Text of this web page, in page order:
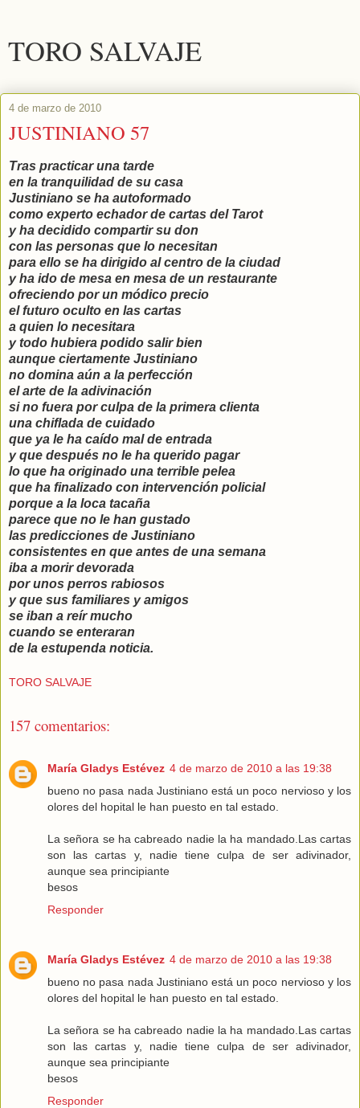
TORO SALVAJE
4 de marzo de 2010
JUSTINIANO 57
Tras practicar una tarde
en la tranquilidad de su casa
Justiniano se ha autoformado
como experto echador de cartas del Tarot
y ha decidido compartir su don
con las personas que lo necesitan
para ello se ha dirigido al centro de la ciudad
y ha ido de mesa en mesa de un restaurante
ofreciendo por un módico precio
el futuro oculto en las cartas
a quien lo necesitara
y todo hubiera podido salir bien
aunque ciertamente Justiniano
no domina aún a la perfección
el arte de la adivinación
si no fuera por culpa de la primera clienta
una chiflada de cuidado
que ya le ha caído mal de entrada
y que después no le ha querido pagar
lo que ha originado una terrible pelea
que ha finalizado con intervención policial
porque a la loca tacaña
parece que no le han gustado
las predicciones de Justiniano
consistentes en que antes de una semana
iba a morir devorada
por unos perros rabiosos
y que sus familiares y amigos
se iban a reír mucho
cuando se enteraran
de la estupenda noticia.
TORO SALVAJE
157 comentarios:
María Gladys Estévez 4 de marzo de 2010 a las 19:38
bueno no pasa nada Justiniano está un poco nervioso y los
olores del hopital le han puesto en tal estado.
La señora se ha cabreado nadie la ha mandado.Las cartas
son las cartas y, nadie tiene culpa de ser adivinador,
aunque sea principiante
besos
Responder
María Gladys Estévez 4 de marzo de 2010 a las 19:38
bueno no pasa nada Justiniano está un poco nervioso y los
olores del hopital le han puesto en tal estado.
La señora se ha cabreado nadie la ha mandado.Las cartas
son las cartas y, nadie tiene culpa de ser adivinador,
aunque sea principiante
besos
Responder